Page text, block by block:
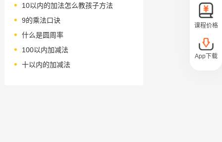
10以内的加法怎么教孩子方法
9的乘法口诀
什么是圆周率
100以内加减法
十以内的加减法
课程价格
App下载